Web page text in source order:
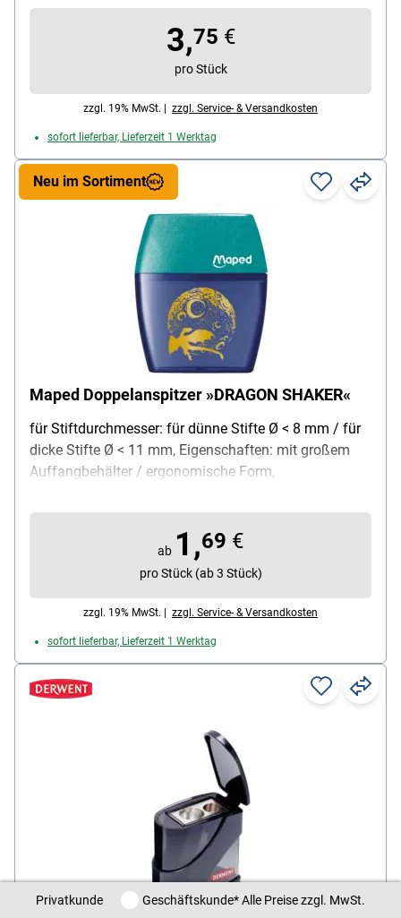
3,75 €
pro Stück
zzgl. 19% MwSt. | zzgl. Service- & Versandkosten
sofort lieferbar, Lieferzeit 1 Werktag
Maped Doppelanspitzer »DRAGON SHAKER«
für Stiftdurchmesser: für dünne Stifte Ø < 8 mm / für
dicke Stifte Ø < 11 mm, Eigenschaften: mit großem
Auffangbehälter / ergonomische Form,
Material: Kunststoff, Lieferumfang: 1 Doppelanspitzer
Neu im Sortiment
ab 1,69 €
pro Stück (ab 3 Stück)
zzgl. 19% MwSt. | zzgl. Service- & Versandkosten
sofort lieferbar, Lieferzeit 1 Werktag
PrivatkundePrivatkunde / Geschäftskunde
Geschäftskunde* Alle Preise zzgl. MwSt.